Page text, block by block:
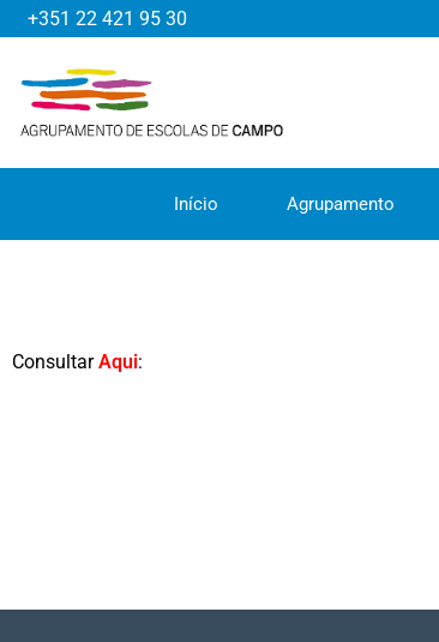
+351 22 421 95 30
Início Agrupamento
ConsultarAqui: